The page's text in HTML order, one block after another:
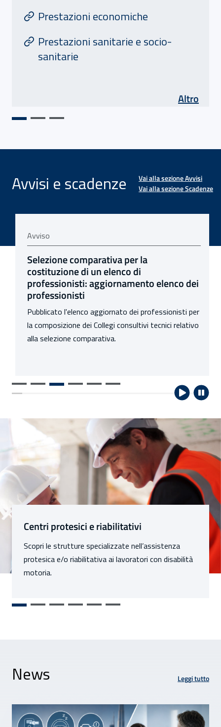
Prestazioni economiche
Prestazioni sanitarie e socio-
sanitarie
Altro
Avvisi e scadenze
Vai alla sezione Avvisi
Vai alla sezione Scadenze
SOC6
5 agricoltura
Contributi associativi: apertura servizi telematici
Avviso
Selezione comparativa per la
costituzione di un elenco di
professionisti: aggiornamento elenco dei
professionisti
Pubblicato l'elenco aggiornato dei professionisti per
la composizione dei Collegi consultivi tecnici relativo
alla selezione comparativa.
Sezioni
Centri protesici e riabilitativi
Scopri le strutture specializzate nell’assistenza
protesica e/o riabilitativa ai lavoratori con disabilità
motoria.
News Leggi tutto